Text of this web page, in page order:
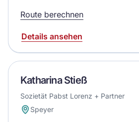
Route berechnen
Details ansehen
Katharina Stieß
Sozietät Pabst Lorenz + Partner
Speyer